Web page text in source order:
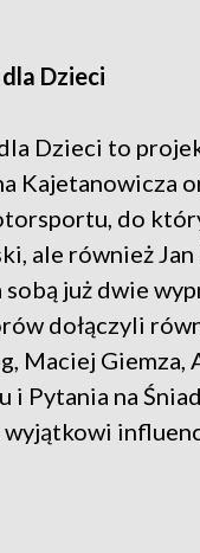
Dzieci
Dzieci to
do
ale również
już dwie
dołączyli
Maciej
i Pytania na
wyjątkowi